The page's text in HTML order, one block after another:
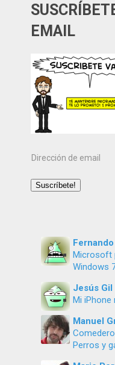
EMAIL
Dirección
email
Suscríbete!
Microsoft
Windows
Jesús Gil
Mi iPhone
Manuel
Perros y